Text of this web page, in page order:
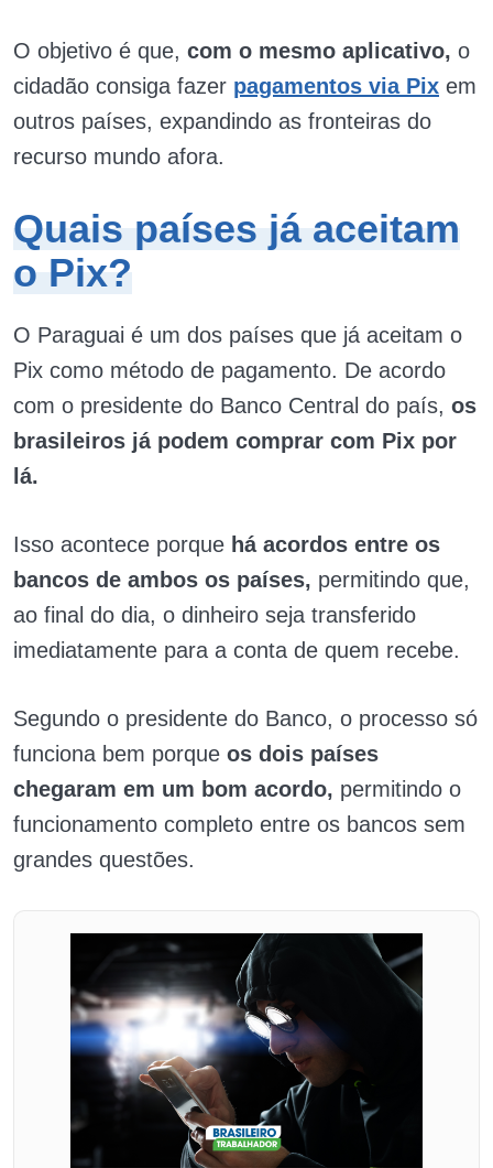
O objetivo é que, com o mesmo aplicativo, o
cidadão consiga fazer pagamentos via Pix em
outros países, expandindo as fronteiras do
recurso mundo afora.
Quais países já aceitam
o Pix?
O Paraguai é um dos países que já aceitam o
Pix como método de pagamento. De acordo
com o presidente do Banco Central do país, os
brasileiros já podem comprar com Pix por
lá.
Isso acontece porque há acordos entre os
bancos de ambos os países, permitindo que,
ao final do dia, o dinheiro seja transferido
imediatamente para a conta de quem recebe.
Segundo o presidente do Banco, o processo só
funciona bem porque os dois países
chegaram em um bom acordo, permitindo o
funcionamento completo entre os bancos sem
grandes questões.